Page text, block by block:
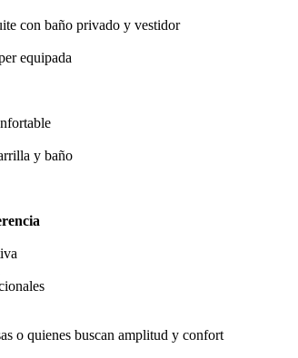
con baño privado y vestidor
equipada
y baño
o quienes buscan amplitud y confort